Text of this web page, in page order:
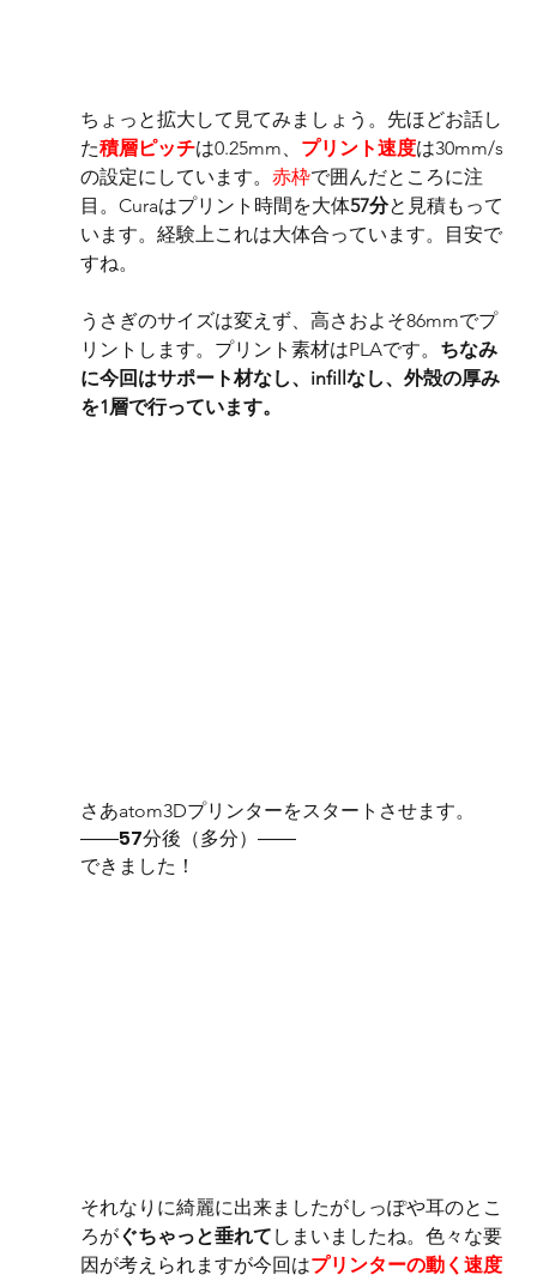
ちょっと拡大して見てみましょう。先ほどお話し
た積層ピッチは0.25mm、 プリント速度は30mm/s
の設定にしています。 赤枠で囲んだところに注
目。Curaはプリント時間を大体57分と見積もって
います。経験上これは大体合っています。目安で
すね。
うさぎのサイズは変えず、高さおよそ86mmでプ
リントします。プリント素材はPLAです。 ちなみ
に今回はサポート材なし、infillなし、外殻の厚み
を1層で行っています。
さあatom3Dプリンターをスタートさせます。
――57分後（多分）――
できました！
それなりに綺麗に出来ましたがしっぽや耳のとこ
ろがぐちゃっと垂れて しまいましたね。色々な要
因が考えられますが今回はプリンターの動く速度